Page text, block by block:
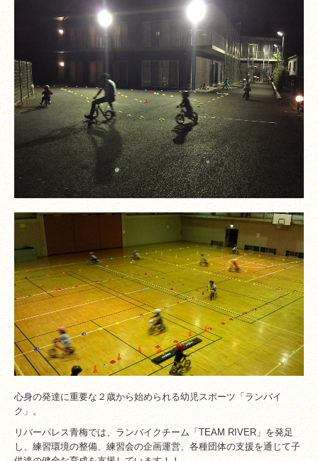
心身の発達に重要な２歳から始められる幼児スポーツ「ランバイ
ク」。
リバーパレス青梅では、ランバイクチーム「TEAM RIVER」を発足
し、練習環境の整備、練習会の企画運営、各種団体の支援を通じて子